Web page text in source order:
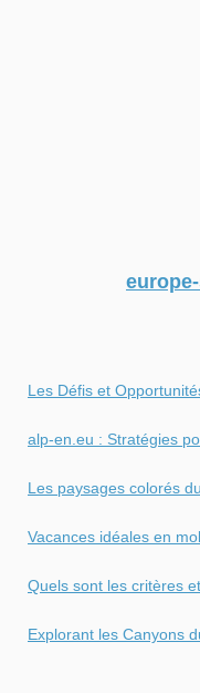
Les Défis et
alp-en.eu : Stratégies
Les paysages colorés
Vacances idéales en
Quels sont les critères
Explorant les Canyons